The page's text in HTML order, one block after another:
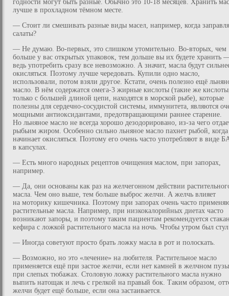
годности могут быть разные. Обычно это 10-18 месяцев. Хранить
лучше в прохладном тёмном месте.
— Стоит ли смешивать разные виды масел, например, когда
салаты?
— Не думаю. Во-первых, это слишком утомительно. Во-вторых, чем
больше у вас открытых упаковок, тем дольше вы их будете хранить
ведь употребить сразу все невозможно. А значит, масла будут
окисляться. Поэтому лучше чередовать. Купили одно масло,
использовали, потом взяли другое. Кстати, очень полезно ещё
масло. В нём содержатся омега-3 жирные кислоты (такие же
только с большей длиной цепи, находятся в морской рыбе), которые
полезны для сердечно-сосудистой системы, иммунитета, являются
мощными антиоксидантами, предотвращающими раннее старение.
Но льняное масло не всегда хорошо дезодорировано, из-за чего
рыбьим жиром. Особенно сильно льняное масло пахнет рыбой, когда
начинает окисляться. Поэтому его очень часто употребляют в виде
в капсулах.
— Есть много народных рецептов очищения маслом, при запорах,
например.
— Да, они основаны как раз на желчегонном действии
масла. Чем оно выше, тем больше выброс желчи. А желчь влияет
на моторику кишечника. Поэтому при запорах очень часто
растительные масла. Например, при низкокалорийных диетах часто
возникают запоры, и поэтому таким пациентам рекомендуется
кефира с ложкой растительного масла на ночь. Чтобы утром был
— Иногда советуют просто брать ложку масла в рот и полоскать.
— Возможно, но это «лечение» на любителя. Растительное масло
применяется ещё при застое желчи, если нет камней в желчном
при слепых тюбажах. Столовую ложку растительного масла нужно
выпить натощак и лечь с грелкой на правый бок. Таким образом,
желчи будет ещё больше, если она застаивается.